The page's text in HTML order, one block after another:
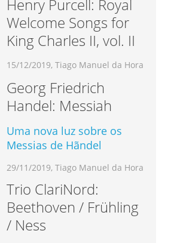
Henry Purcell: Royal
Welcome Songs for
King Charles II, vol. II
15/12/2019, Tiago Manuel da Hora
Georg Friedrich
Handel: Messiah
Uma nova luz sobre os
Messias de Hãndel
29/11/2019, Tiago Manuel da Hora
Trio ClariNord:
Beethoven / Frühling
/ Ness